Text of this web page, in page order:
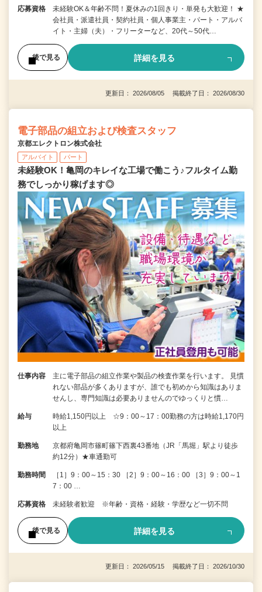
応募資格
未経験OK＆年齢不問！夏休みの1回きり・単発も大歓迎！ ★
会社員・派遣社員・契約社員・個人事業主・パート・アルバ
イト・主婦（夫）・フリーターなど、20代～50代…
後で見る 詳細を見る
更新日： 2026/08/05 掲載終了日： 2026/08/30
電子部品の組立および検査スタッフ
京都エレクトロン株式会社
アルバイト パート
未経験OK！亀岡のキレイな工場で働こう♪フルタイム勤
務でしっかり稼げます◎
仕事内容
主に電子部品の組立作業や製品の検査作業を行います。 見慣
れない部品が多くありますが、誰でも初めから知識はありま
せんし、専門知識は必要ありませんのでゆっくりと慣…
給与
時給1,150円以上 ☆9：00～17：00勤務の方は時給1,170円
以上
勤務地
京都府亀岡市篠町篠下西裏43番地（JR「馬堀」駅より徒歩
約12分）★車通勤可
勤務時間
［1］9：00～15：30 ［2］9：00～16：00 ［3］9：00～1
7：00 …
応募資格 未経験者歓迎 ※年齢・資格・経験・学歴など一切不問
後で見る 詳細を見る
更新日： 2026/05/15 掲載終了日： 2026/10/30